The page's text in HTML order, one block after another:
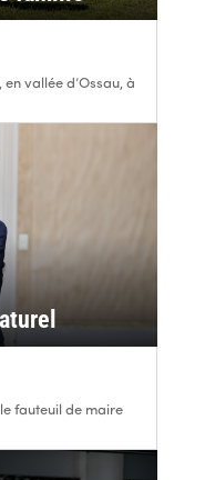
vallée d’Ossau, à
fauteuil de maire